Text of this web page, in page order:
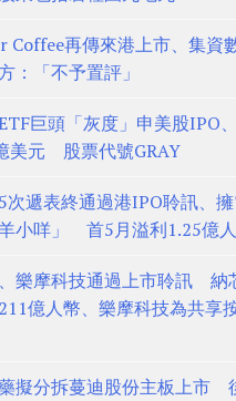
Coffee再傳來港上市、集資
「不予置評」
巨頭「灰度」申美股IPO
美元 股票代號GRAY
次遞表終通過港IPO聆訊、
小咩」 首5月溢利1.25億
樂摩科技通過上市聆訊 納
億人幣、樂摩科技為共享
擬分拆蔓迪股份主板上市